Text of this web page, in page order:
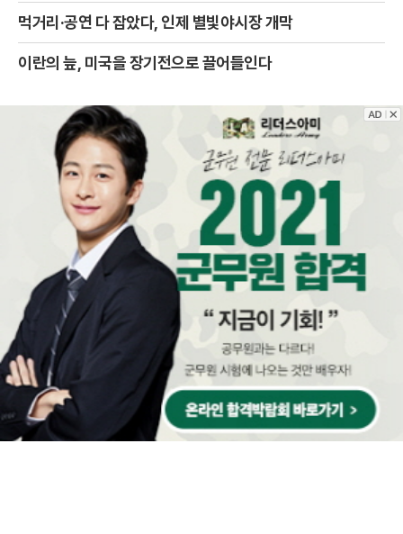
먹거리·공연 다 잡았다, 인제 별빛야시장 개막
이란의 늪, 미국을 장기전으로 끌어들인다